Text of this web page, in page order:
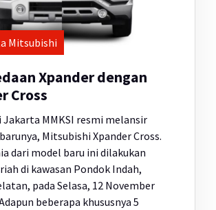
Mitsubishi
Xpander dengan
Cross
MMKSI resmi melansir
Mitsubishi Xpander Cross.
dari model baru ini dilakukan
di kawasan Pondok Indah,
pada Selasa, 12 November
beberapa khususnya 5